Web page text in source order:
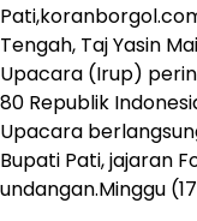
Tengah, Taj Yasin
Upacara (Irup)
80 Republik
Upacara
Bupati Pati, jajaran
undangan.Minggu